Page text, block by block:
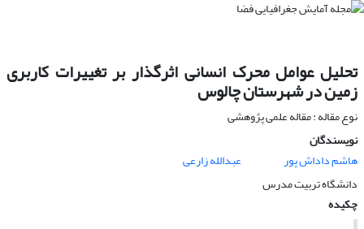
تحلیل عوامل محرک انسانی اثرگذار بر تغییرات کاربری
زمین در شهرستان چالوس
نوع مقاله : مقاله علمی پژوهشی
نویسندگان
هاشم داداش پور
عبدالله زارعی
دانشگاه تربیت مدرس
چکیده